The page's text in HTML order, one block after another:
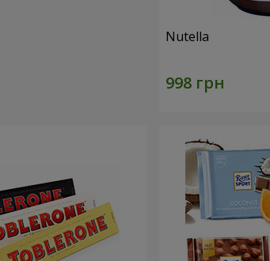
Nutella